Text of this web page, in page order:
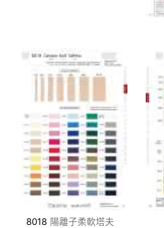
8018 陽離子柔軟塔夫